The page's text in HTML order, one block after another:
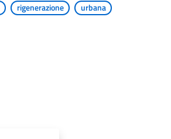
rigenerazione
urbana